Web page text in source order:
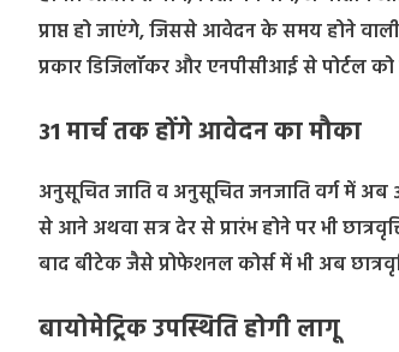
प्राप्त हो जाएंगे, जिससे आवेदन के समय होने
प्रकार डिजिलॉकर और एनपीसीआई से पोर्टल
31 मार्च तक होंगे आवेदन का मौका
अनुसूचित जाति व अनुसूचित जनजाति वर्ग में अब
से आने अथवा सत्र देर से प्रारंभ होने पर भी
बाद बीटेक जैसे प्रोफेशनल कोर्स में भी अब
बायोमेट्रिक उपस्थिति होगी लागू